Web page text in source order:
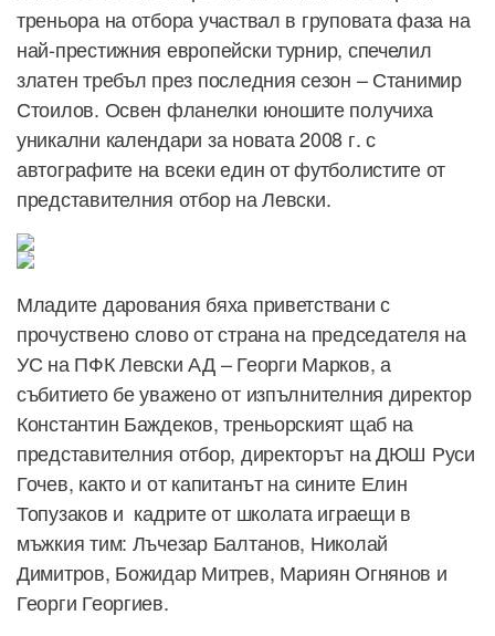
треньора на отбора участвал в груповата фаза на
най-престижния европейски турнир, спечелил
златен требъл през последния сезон – Станимир
Стоилов. Освен фланелки юношите получиха
уникални календари за новата 2008 г. с
автографите на всеки един от футболистите от
представителния отбор на Левски.
Младите дарования бяха приветствани с
прочуствено слово от страна на председателя на
УС на ПФК Левски АД – Георги Марков, а
събитието бе уважено от изпълнителния директор
Константин Баждеков, треньорският щаб на
представителния отбор, директорът на ДЮШ Руси
Гочев, както и от капитанът на сините Елин
Топузаков и кадрите от школата играещи в
мъжкия тим: Лъчезар Балтанов, Николай
Димитров, Божидар Митрев, Мариян Огнянов и
Георги Георгиев.